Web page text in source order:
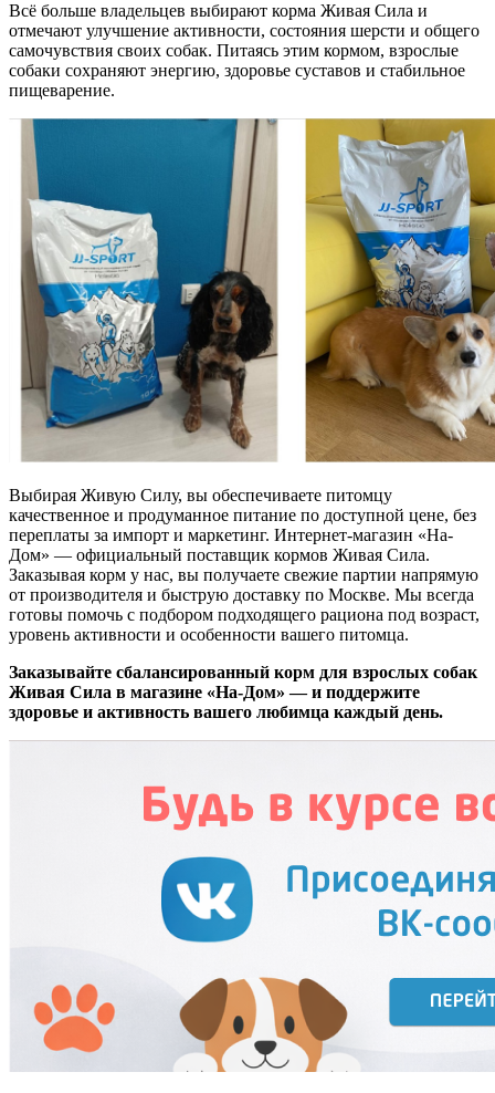
Всё больше владельцев выбирают корма Живая Сила и
отмечают улучшение активности, состояния шерсти и общего
самочувствия своих собак. Питаясь этим кормом, взрослые
собаки сохраняют энергию, здоровье суставов и стабильное
пищеварение.
Выбирая Живую Силу, вы обеспечиваете питомцу
качественное и продуманное питание по доступной цене, без
переплаты за импорт и маркетинг. Интернет-магазин «На-
Дом» — официальный поставщик кормов Живая Сила.
Заказывая корм у нас, вы получаете свежие партии напрямую
от производителя и быструю доставку по Москве. Мы всегда
готовы помочь с подбором подходящего рациона под возраст,
уровень активности и особенности вашего питомца.
Заказывайте сбалансированный корм для взрослых собак
Живая Сила в магазине «На-Дом» — и поддержите
здоровье и активность вашего любимца каждый день.